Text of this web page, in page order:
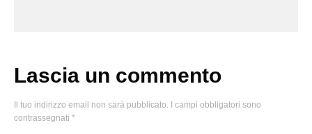
Lascia un commento
Il tuo indirizzo email non sarà pubblicato. I campi obbligatori sono
contrassegnati *